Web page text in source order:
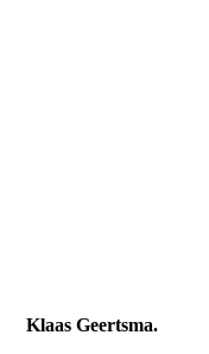
Klaas Geertsma.